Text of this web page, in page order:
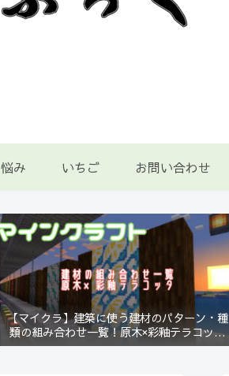
悩み いちご お問い合わせ
【マイクラ】建築に使う建材のパターン・種
類の組み合わせ一覧！原木×彩釉テラコッタ
編【Minecraft】